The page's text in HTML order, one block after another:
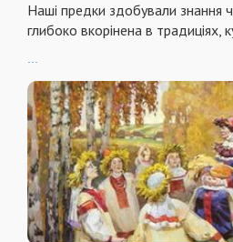
Наші предки здобували знання
глибоко вкорінена в традиціях,